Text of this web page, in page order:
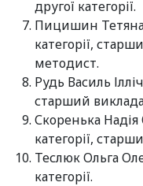
другої категорії.
Пицишин Тетяна
категорії,
методист.
Рудь Василь
старший
Скоренька Надія
категорії,
Теслюк Ольга
категорії.